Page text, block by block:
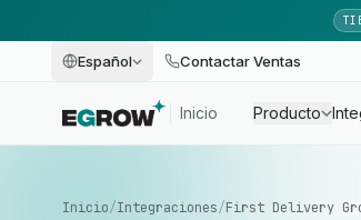
Español Contactar Ventas
Inicio Producto
Inicio/Integraciones/First Delivery